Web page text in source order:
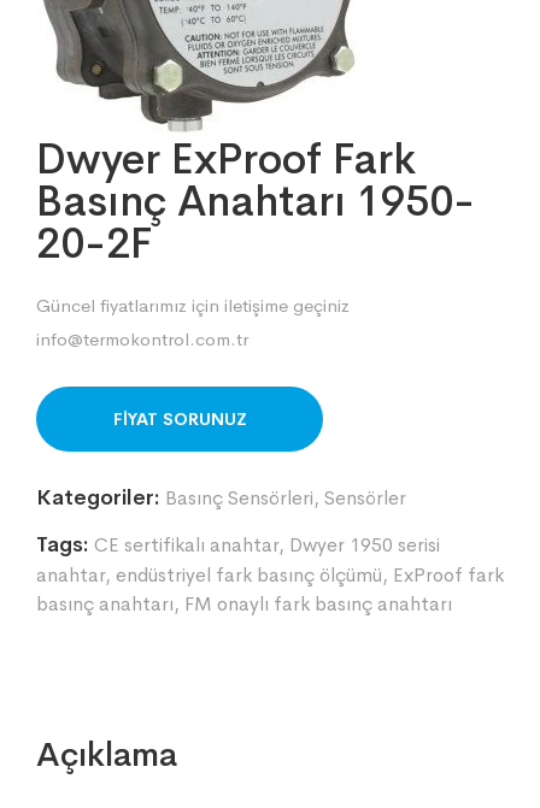
Dwyer ExProof Fark
Basınç Anahtarı 1950-
20-2F
Güncel fiyatlarımız için iletişime geçiniz
info@termokontrol.com.tr
ORDER ON WHATSAPP
Kategoriler: Basınç Sensörleri, Sensörler
Tags: CE sertifikalı anahtar, Dwyer 1950 serisi
anahtar, endüstriyel fark basınç ölçümü, ExProof fark
basınç anahtarı, FM onaylı fark basınç anahtarı
Açıklama